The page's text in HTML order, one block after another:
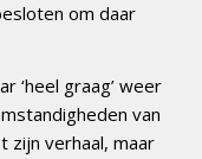
om daar
‘heel graag’ weer
van
zijn verhaal, maar